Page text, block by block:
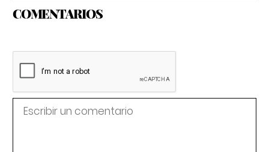
COMENTARIOS